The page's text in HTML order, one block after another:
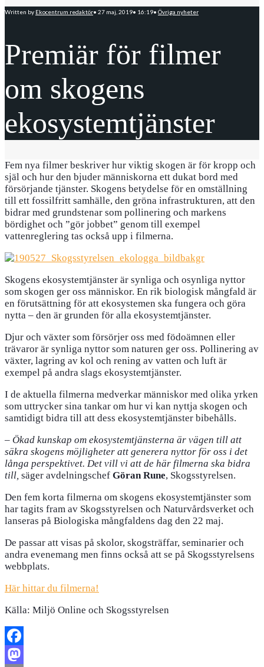
Written by Ekocentrum redaktör• 27 maj, 2019• 16:19• Övriga nyheter
Premiär för filmer
om skogens
ekosystemtjänster
Fem nya filmer beskriver hur viktig skogen är för kropp och
själ och hur den bjuder människorna ett dukat bord med
försörjande tjänster. Skogens betydelse för en omställning
till ett fossilfritt samhälle, den gröna infrastrukturen, att den
bidrar med grundstenar som pollinering och markens
bördighet och ”gör jobbet” genom till exempel
vattenreglering tas också upp i filmerna.
Skogens ekosystemtjänster är synliga och osynliga nyttor
som skogen ger oss människor. En rik biologisk mångfald är
en förutsättning för att ekosystemen ska fungera och göra
nytta – den är grunden för alla ekosystemtjänster.
Djur och växter som försörjer oss med födoämnen eller
trävaror är synliga nyttor som naturen ger oss. Pollinering av
växter, lagring av kol och rening av vatten och luft är
exempel på andra slags ekosystemtjänster.
I de aktuella filmerna medverkar människor med olika yrken
som uttrycker sina tankar om hur vi kan nyttja skogen och
samtidigt bidra till att dess ekosystemtjänster bibehålls.
– Ökad kunskap om ekosystemtjänsterna är vägen till att
säkra skogens möjligheter att generera nyttor för oss i det
långa perspektivet. Det vill vi att de här filmerna ska bidra
till, säger avdelningschef Göran Rune, Skogsstyrelsen.
Den fem korta filmerna om skogens ekosystemtjänster som
har tagits fram av Skogsstyrelsen och Naturvårdsverket och
lanseras på Biologiska mångfaldens dag den 22 maj.
De passar att visas på skolor, skogsträffar, seminarier och
andra evenemang men finns också att se på Skogsstyrelsens
webbplats.
Här hittar du filmerna!
Källa: Miljö Online och Skogsstyrelsen
Facebook